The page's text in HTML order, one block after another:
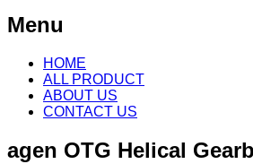
Menu
Skip
content
HOME
ALL PRODUCT
ABOUT US
CONTACT US
agen OTG Helical